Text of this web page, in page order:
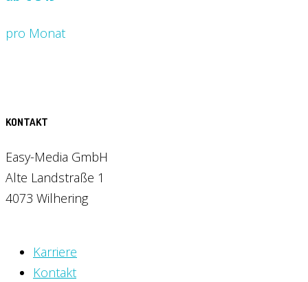
pro Monat
KONTAKT
Easy-Media GmbH
Alte Landstraße 1
4073 Wilhering
Karriere
Kontakt